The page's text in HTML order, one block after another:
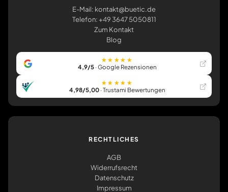
E-Mail: kontakt@buetic.de
Telefon: +49 3647 5050811
Zum Kontakt
Blog
★★★★★
4,9/5· Google Rezensionen
★★★★★
4,98/5,00· Trustami Bewertungen
RECHTLICHES
AGB
Widerrufsrecht
Datenschutz
Impressum